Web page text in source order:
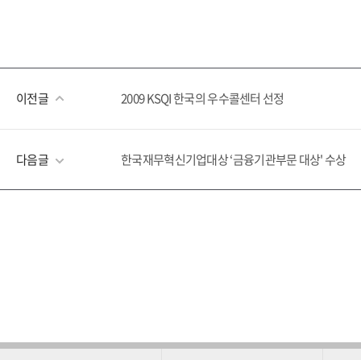
이전글 2009 KSQI 한국의 우수콜센터 선정
다음글 한국재무혁신기업대상 ‘금융기관부문 대상' 수상